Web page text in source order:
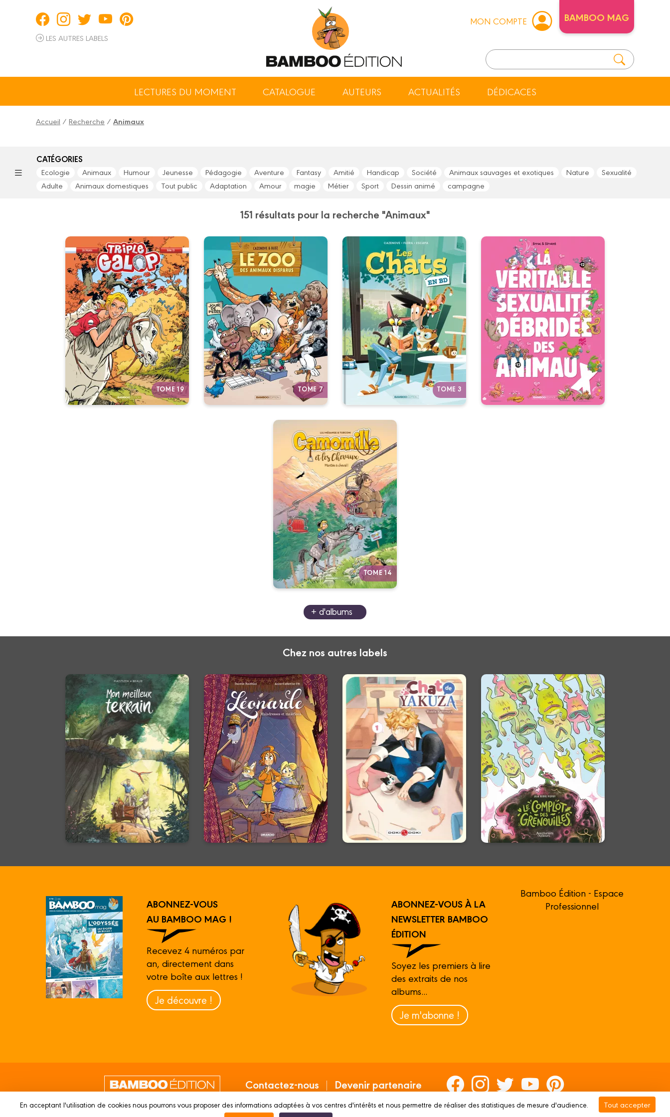
LES AUTRES LABELS
MON COMPTE BAMBOO MAG
LECTURES DU MOMENT CATALOGUE AUTEURS ACTUALITÉS DÉDICACES
Accueil / Recherche / Animaux
CATÉGORIES
Ecologie Animaux Humour Jeunesse Pédagogie Aventure Fantasy Amitié Handicap Société Animaux sauvages et exotiques Nature
Sexualité
Adulte
Animaux domestiques Tout public Adaptation Amour magie Métier Sport Dessin animé campagne
151 résultats pour la recherche "Animaux"
TOME 19
Triple galop
Tome 19
Date de parution :
02/09/2026
La seule et unique BD très à
cheval sur l’humour.
Autres tomes
TOME 7
Le Zoo des
animaux disparus
Tome 07
Date de parution :
27/05/2026
Le seul endroit où découvrir des
animaux jamais vus ou qu’on ne
verra malheureusement plus.
Autres tomes
TOME 3
Les Chats en BD
Tome 03
Date de parution :
29/04/2026
Un nouveau bébé par minou ?
Chat va faire des étincelles !
Autres tomes
La Véritable
Sexualité
débridée des
animaux
Tome 01
Date de parution :
01/04/2026
Le Kâma-Sutra version animale :
pas de filtre, pas de tabou, 100
% véridique.
TOME 14
Camomille et les
chevaux
Tome 14
Date de parution :
25/02/2026
Le club des Quatre-Fers prend
de la hauteur.
Autres tomes
+ d'albums
Chez nos autres labels
Mon meilleur
terrain - histoire
complète
Date de parution :
26/02/2025
Une forêt dense et mystérieuse
qui cache un trésor
d’ingéniosité.
En voir +
Léonarde
Vol. 03
Date de parution :
16/09/2026
Les épidémies de malchance,
ça n’existe pas… les créatures
magiques susceptibles, si !
En voir +
Chat de yakuza
Vol. 01
Date de parution :
04/05/2022
Quand un (ex-)yakuza recueille
un adorable chaton... En voilà,
un duo improbable ! Une
comédie animalière feel-good !
En voir +
Le complot des
grenouilles
Date de parution :
29/04/2026
Sous la mare, un complot se
prépare…
En voir +
ABONNEZ-VOUS
AU BAMBOO MAG !
Recevez 4 numéros par
an, directement dans
votre boîte aux lettres !
Je découvre !
ABONNEZ-VOUS À LA
NEWSLETTER BAMBOO
ÉDITION
Soyez les premiers à lire
des extraits de nos
albums...
Je m'abonne !
Bamboo Édition - Espace
Professionnel
Contactez-nous Devenir partenaire
En acceptant l'utilisation de cookies nous pourrons vous proposer des informations adaptées à vos centres d'intérêts et nous permettre de réaliser des statistiques de mesure d'audience.
Tout accepter